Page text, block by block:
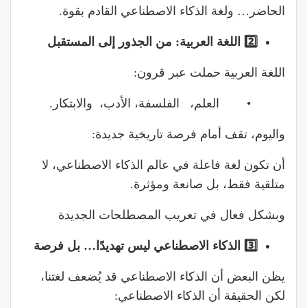
الحاضر… ولغة الذكاء الاصطناعي القادم بقوة.
2️ اللغة العربية: من الجذور إلى المستقبل
اللغة العربية حملت عبر قرون:
• العلم، الفلسفة، الأدب، والابتكار.
واليوم، تقف أمام فرصة تاريخية جديدة:
أن تكون لغة فاعلة في عالم الذكاء الاصطناعي، لا
متلقية فقط، بل صانعة ومؤثرة.
وبشكل فعال في تعريب المصطلحات الجديدة
3️ الذكاء الاصطناعي ليس تهديدًا… بل فرصة
يظن البعض أن الذكاء الاصطناعي قد يُضعف لغتنا،
لكن الحقيقة أن الذكاء الاصطناعي: